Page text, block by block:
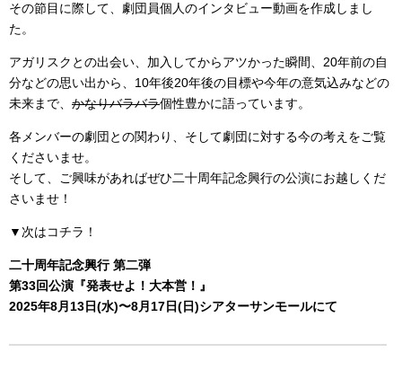
その節目に際して、劇団員個人のインタビュー動画を作成しまし
た。
アガリスクとの出会い、加入してからアツかった瞬間、20年前の自
分などの思い出から、10年後20年後の目標や今年の意気込みなどの
未来まで、 かなりバラバラ個性豊かに語っています。
各メンバーの劇団との関わり、そして劇団に対する今の考えをご覧
くださいませ。
そして、ご興味があればぜひ二十周年記念興行の公演にお越しくだ
さいませ！
▼次はコチラ！
二十周年記念興行 第二弾
第33回公演『発表せよ！大本営！』
2025年8月13日(水)〜8月17日(日)シアターサンモールにて